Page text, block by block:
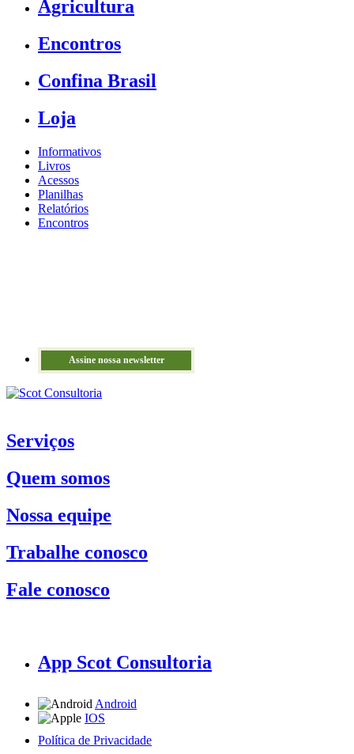
Agricultura
Encontros
Confina Brasil
Loja
Informativos
Livros
Acessos
Planilhas
Relatórios
Encontros
Assine nossa newsletter
Serviços
Quem somos
Nossa equipe
Trabalhe conosco
Fale conosco
App Scot Consultoria
Android
IOS
Política de Privacidade